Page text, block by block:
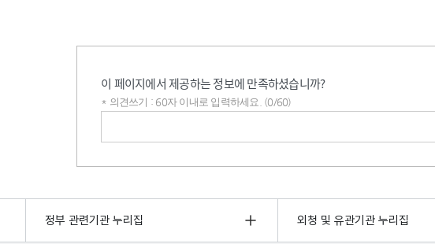
이 페이지에서 제공하는 정보에 만족하셨습니까?
* 의견쓰기 : 60자 이내로 입력하세요. (0/60)
정부 관련기관 누리집 외청 및 유관기관 누리집